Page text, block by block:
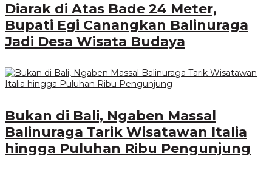
Diarak di Atas Bade 24 Meter,
Bupati Egi Canangkan Balinuraga
Jadi Desa Wisata Budaya
Bukan di Bali, Ngaben Massal
Balinuraga Tarik Wisatawan Italia
hingga Puluhan Ribu Pengunjung